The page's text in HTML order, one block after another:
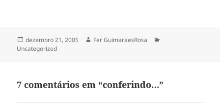
Publicado
em
dezembro 21, 2005 Autor
Fer GuimaraesRosa
Uncategorized
7 comentários em “conferindo…”